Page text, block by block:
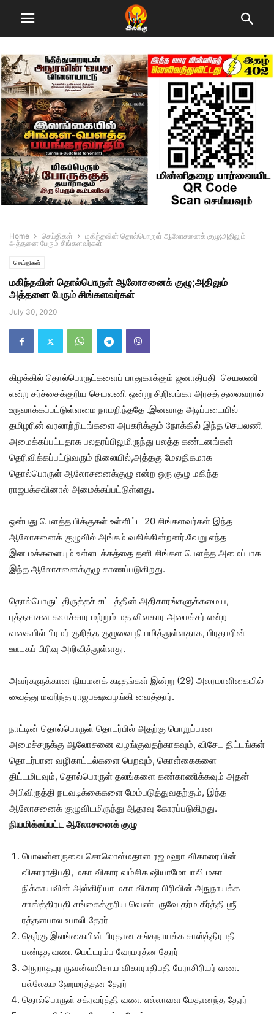
Home செய்திகள்
மகிந்தவின் தொல்பொருள் ஆலோசனைக் குழு;அதிலும்
அத்தனை பேரும் சிங்களவர்கள்
செய்திகள்
மகிந்தவின் தொல்பொருள் ஆலோசனைக் குழு;அதிலும்
அத்தனை பேரும் சிங்களவர்கள்
July 30, 2020
கிழக்கில் தொல்பொருட்களைப் பாதுகாக்கும் ஜனாதிபதி செயலணி
என்ற சர்ச்சைக்குரிய செயலணி ஒன்று சிறிலங்கா அரசுத் தலைவரால்
உருவாக்கப்பட்டுள்ளமை நாமறிந்ததே .இனவாத அடிப்படையில்
தமிழரின் வரலாற்றிடங்களை அபகரிக்கும் நோக்கில் இந்த செயலணி
அமைக்கப்பட்டதாக பலதரப்பிலுமிருந்து பலத்த கண்டனங்கள்
தெரிவிக்கப்பட்டுவரும் நிலையில்,அத்தகு மேலதிகமாக
தொல்பொருள் ஆலோசனைக்குழு என்ற ஒரு குழு மகிந்த
ராஜபக்சவினால் அமைக்கப்பட்டுள்ளது.
ஒன்பது பௌத்த பிக்குகள் உள்ளிட்ட 20 சிங்களவர்கள் இந்த
ஆலோசனைக் குழுவில் அங்கம் வகிக்கின்றனர்.வேறு எந்த
இன மக்களையும் உள்ளடக்கத்தை தனி சிங்கள பௌத்த அமைப்பாக
இந்த ஆலோசனைக்குழு காணப்படுகிறது.
தொல்பொருட் திருத்தச் சட்டத்தின் அதிகாரங்களுக்கமைய,
புத்தசாசன கலாச்சார மற்றும் மத விவகார அமைச்சர் என்ற
வகையில் பிரமர் குறித்த குழுவை நியமித்துள்ளதாக, பிரதமரின்
ஊடகப் பிரிவு அறிவித்துள்ளது.
அவர்களுக்கான நியமனக் கடிதங்கள் இன்று (29) அலரமாளிகையில்
வைத்து மஹிந்த ராஜபக்ஷவழங்கி வைத்தார்.
நாட்டின் தொல்பொருள் தொடர்பில் அதற்கு பொறுப்பான
அமைச்சருக்கு ஆலோசனை வழங்குவதற்காகவும், விசேட திட்டங்கள்
தொடர்பான வழிகாட்டல்களை பெறவும், கொள்கைகளை
திட்டமிடவும், தொல்பொருள் தலங்களை கண்காணிக்கவும் அதன்
அபிவிருத்தி நடவடிக்கைகளை மேம்படுத்துவதற்கும், இந்த
ஆலோசனைக் குழுவிடமிருந்து ஆதரவு கோரப்படுகிறது.
நியமிக்கப்பட்ட ஆலோசனைக் குழு
பொலன்னருவை சொலொஸ்மதான ரஜமஹா விகாரையின்
விகாராதிபதி, மகா விகார வம்சிக ஷியாமோபாலி மகா
நிக்காயவின் அஸ்கிரியா மகா விகார பிரிவின் அநுநாயக்க
சாஸ்த்திரபதி சங்கைக்குரிய வெண்டருவே தர்ம கீர்த்தி ஶ்ரீ
ரத்தனபால உபாலி தேரர்
தெற்கு இலங்கையின் பிரதான சங்கநாயக்க சாஸ்த்திரபதி
பண்டித வண. மெட்டரம்ப ஹேமரத்ன தேரர்
அநுராதபுர ருவன்வலிசாய விகாராதிபதி பேராசிரியர் வண.
பல்லேகம ஹேமரத்தன தேரர்
தொல்பொருள் சக்ரவர்த்தி வண. எல்லாவள மேதானந்த தேரர்